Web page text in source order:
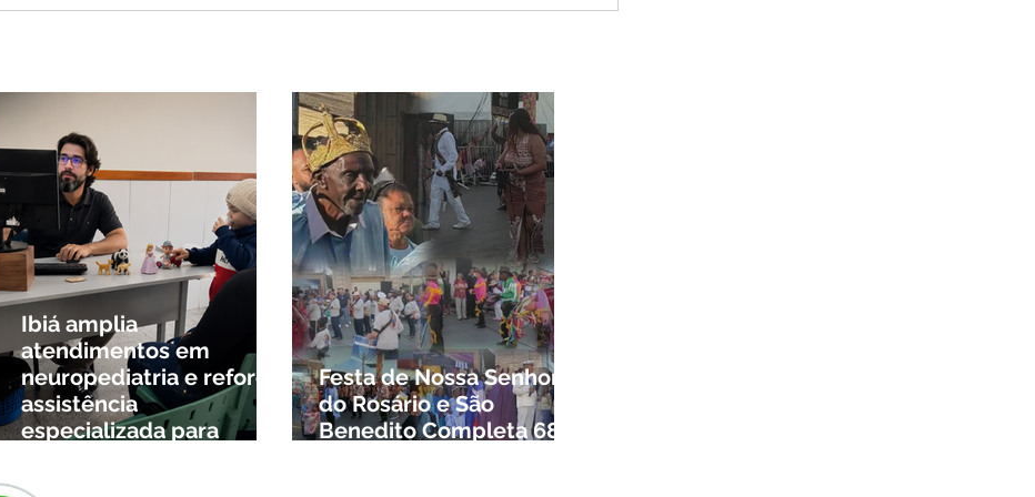
após briga durante luau no
Ibiá amplia
atendimentos em
neuropediatria e reforça
assistência
especializada para
região
Festa de Nossa Senhora
do Rosário e São
Benedito Completa 68